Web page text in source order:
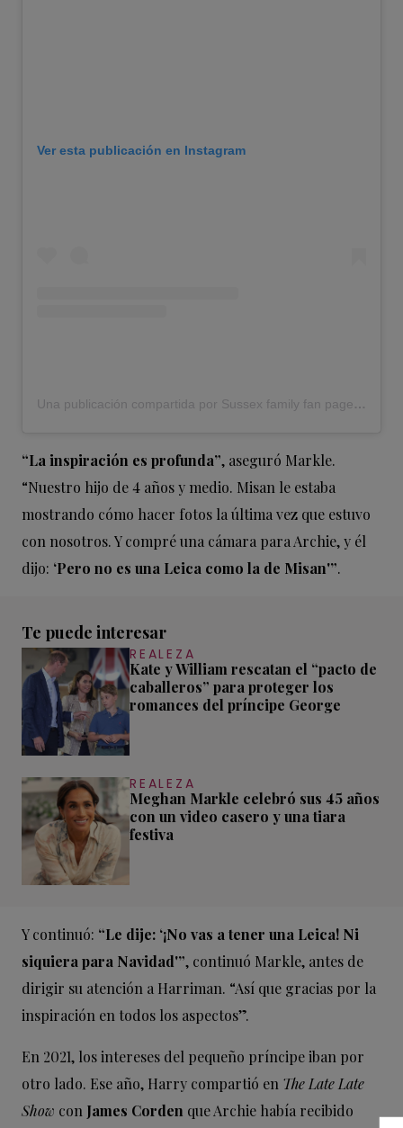
Ver esta publicación en Instagram
Una publicación compartida por Sussex family fan page
“La inspiración es profunda”, aseguró Markle.
“Nuestro hijo de 4 años y medio. Misan le estaba
mostrando cómo hacer fotos la última vez que estuvo
con nosotros. Y compré una cámara para Archie, y él
dijo: ‘Pero no es una Leica como la de Misan'”.
Te puede interesar
REALEZA
Kate y William rescatan el “pacto de
caballeros” para proteger los
romances del príncipe George
REALEZA
Meghan Markle celebró sus 45 años
con un video casero y una tiara
festiva
Y continuó: “Le dije: ‘¡No vas a tener una Leica! Ni
siquiera para Navidad'”, continuó Markle, antes de
dirigir su atención a Harriman. “Así que gracias por la
inspiración en todos los aspectos”.
En 2021, los intereses del pequeño príncipe iban por
otro lado. Ese año, Harry compartió en The Late Late
Show con James Corden que Archie había recibido